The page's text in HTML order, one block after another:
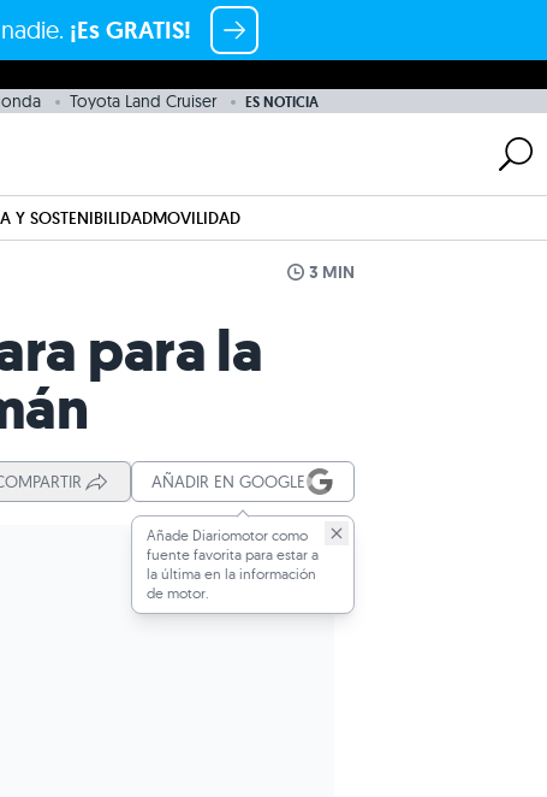
¡Es GRATIS!
Toyota Land Cruiser ES NOTICIA
Y SOSTENIBILIDADMOVILIDAD
3 MIN
para la
AÑADIR EN GOOGLE
Añade Diariomotor como
fuente favorita para estar a
la última en la información
de motor.